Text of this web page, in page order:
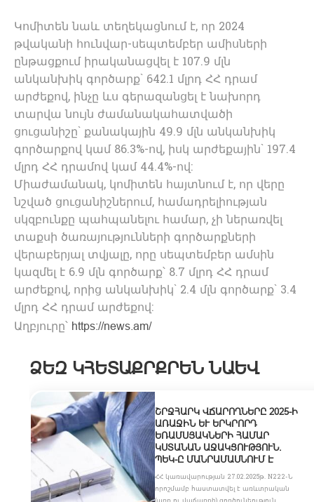
Կոմիտեն նաև տեղեկացնում է, որ 2024
թվականի հունվար-սեպտեմբեր ամիսների
ընթացքում իրականացվել է 107.9 մլն
անկանխիկ գործարք` 642.1 մլրդ ՀՀ դրամ
արժեքով, ինչը ևս գերազանցել է նախորդ
տարվա նույն ժամանակահատվածի
ցուցանիշը` քանակային 49.9 մլն անկանխիկ
գործարքով կամ 86.3%-ով, իսկ արժեքային` 197.4
մլրդ ՀՀ դրամով կամ 44.4%-ով:
Միաժամանակ, կոմիտեն հայտնում է, որ վերը
նշված ցուցանիշներում, համադրելիության
սկզբունքը պահպանելու համար, չի ներառվել
տաքսի ծառայությունների գործարքների
վերաբերյալ տվյալը, որը սեպտեմբեր ամսին
կազմել է 6.9 մլն գործարք՝ 8.7 մլրդ ՀՀ դրամ
արժեքով, որից անկանխիկ` 2.4 մլն գործարք` 3.4
մլրդ ՀՀ դրամ արժեքով:
Աղբյուրը՝ https://news.am/
ՁԵԶ ԿՀԵՏԱՔՐՔՐԵՆ ՆԱԵՎ
ՇՐՋՀԱՐԿ ՎՃԱՐՈՂՆԵՐԸ 2025-Ի
ԱՌԱՋԻՆ ԵՒ ԵՐԿՐՈՐԴ Ե
ՌԱՄՍՅԱԿՆԵՐԻ ՀԱՄԱՐ Կ
ՍՏԱՆԱՆ ԱՋԱԿՑՈՒԹՅՈՒՆ. Պ
ԵԿ-Ը ՄԱՆՐԱՄԱՍՆՈՒՄ Է
ՀՀ կառավարության 27.02.2025թ. N222-Ն
որոշմամբ հաստատվել է առևտրական